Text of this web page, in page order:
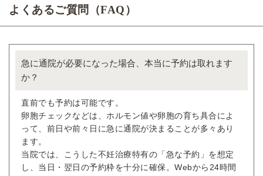
よくあるご質問（FAQ）
急に通院が必要になった場合、本当に予約は取れます
か？
直前でも予約は可能です。
卵胞チェックなどは、ホルモン値や卵胞の育ち具合によ
って、前日や前々日に急に通院が決まることが多々あり
ます。
当院では、こうした不妊治療特有の「急な予約」を想定
し、当日・翌日の予約枠を十分に確保。Webから24時間